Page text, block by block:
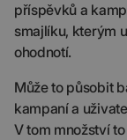
příspěvků a
smajlíku, kterým
ohodnotí.
Může to působit
kampaní a
V tom množství